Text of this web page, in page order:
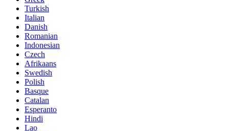
Turkish
Italian
Danish
Romanian
Indonesian
Czech
Afrikaans
Swedish
Polish
Basque
Catalan
Esperanto
Hindi
Lao